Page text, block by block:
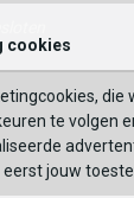
binnen 24 uur
cookies
die
te volgen
eerst jouw